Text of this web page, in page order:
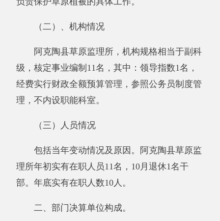
制范围的单位名单见下表：
序号 单位名称 备注
第二部分 部门决算情况说明